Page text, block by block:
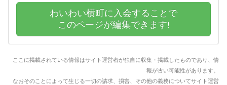
わいわい横町に入会することで
このページが編集できます!
ここに掲載されている情報はサイト運営者が独自に収集・掲載したものであり、情
報が古い可能性があります。
なおそのことによって生じる一切の請求、損害、その他の義務についてサイト運営